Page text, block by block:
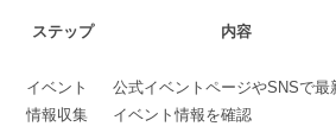
ステップ 内容
イベント
情報収集
公式イベントページやSNSで最
イベント情報を確認